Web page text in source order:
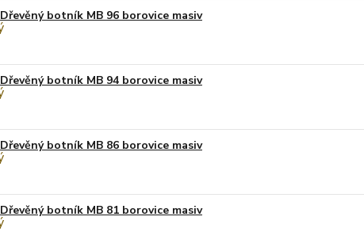
Dřevěný botník MB 96 borovice masiv
Dřevěný botník MB 94 borovice masiv
Dřevěný botník MB 86 borovice masiv
Dřevěný botník MB 81 borovice masiv